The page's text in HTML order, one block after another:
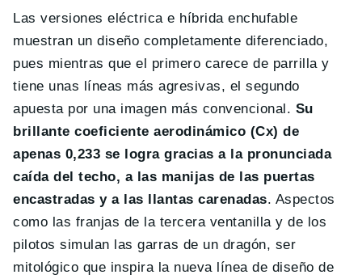
Las versiones eléctrica e híbrida enchufable
muestran un diseño completamente diferenciado,
pues mientras que el primero carece de parrilla y
tiene unas líneas más agresivas, el segundo
apuesta por una imagen más convencional. Su
brillante coeficiente aerodinámico (Cx) de
apenas 0,233 se logra gracias a la pronunciada
caída del techo, a las manijas de las puertas
encastradas y a las llantas carenadas. Aspectos
como las franjas de la tercera ventanilla y de los
pilotos simulan las garras de un dragón, ser
mitológico que inspira la nueva línea de diseño de